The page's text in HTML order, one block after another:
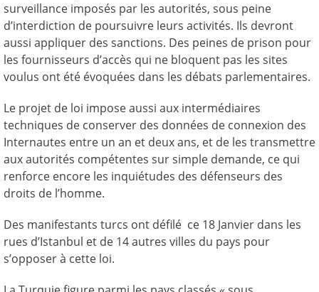
surveillance imposés par les autorités, sous peine
d’interdiction de poursuivre leurs activités. Ils devront
aussi appliquer des sanctions. Des peines de prison pour
les fournisseurs d’accès qui ne bloquent pas les sites
voulus ont été évoquées dans les débats parlementaires.
Le projet de loi impose aussi aux intermédiaires
techniques de conserver des données de connexion des
Internautes entre un an et deux ans, et de les transmettre
aux autorités compétentes sur simple demande, ce qui
renforce encore les inquiétudes des défenseurs des
droits de l’homme.
Des manifestants turcs ont défilé ce 18 Janvier dans les
rues d’Istanbul et de 14 autres villes du pays pour
s’opposer à cette loi.